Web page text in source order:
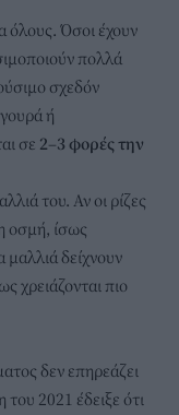
όλους. Όσοι έχουν
πολλά
σχεδόν
ή
σε 2–3 φορές την
του. Αν οι ρίζες
οσμή, ίσως
μαλλιά δείχνουν
χρειάζονται πιο
δεν επηρεάζει
2021 έδειξε ότι